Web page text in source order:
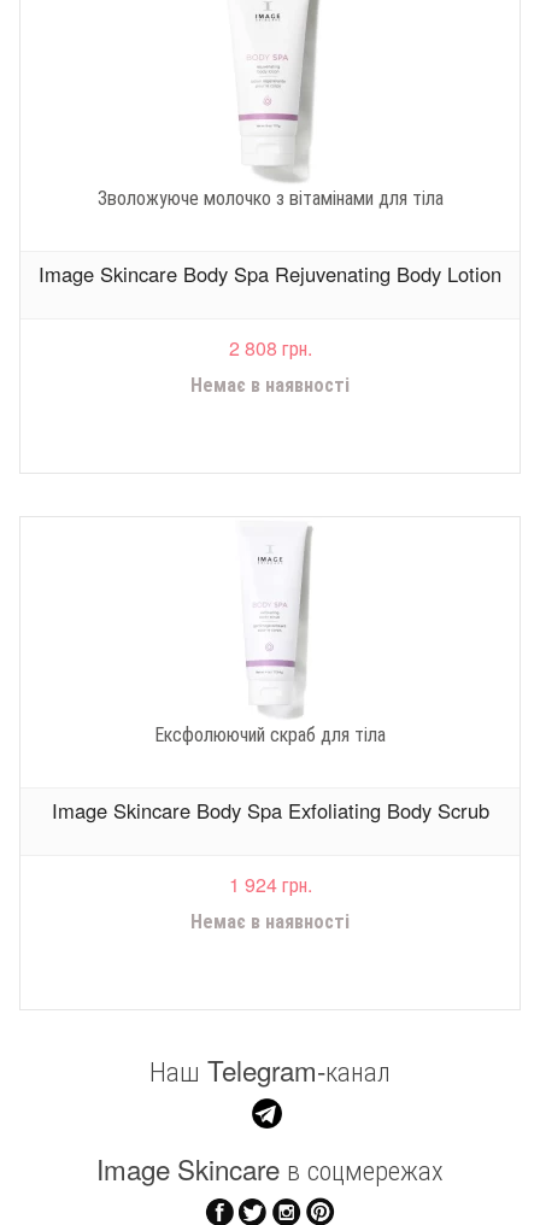
Зволожуюче молочко з вітамінами для тіла
Image Skincare Body Spa Rejuvenating Body Lotion
2 808 грн.
Немає в наявності
Ексфолюючий скраб для тіла
Image Skincare Body Spa Exfoliating Body Scrub
1 924 грн.
Немає в наявності
Наш Telegram-канал
Image Skincare в соцмережах